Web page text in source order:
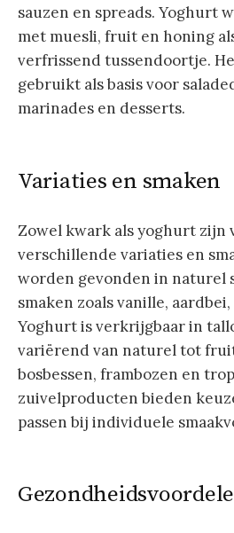
sauzen en spreads. Yoghurt
met muesli, fruit en honing
verfrissend tussendoortje.
gebruikt als basis voor
marinades en desserts.
Variaties en smaken
Zowel kwark als yoghurt zijn
verschillende variaties en
worden gevonden in naturel
smaken zoals vanille,
Yoghurt is verkrijgbaar in
variërend van naturel tot
bosbessen, frambozen en
zuivelproducten bieden
passen bij individuele